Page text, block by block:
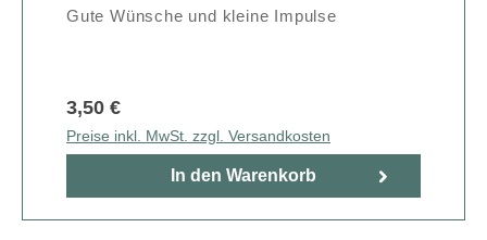
Gute Wünsche und kleine Impulse
3,50 €
Preise inkl. MwSt. zzgl. Versandkosten
In den Warenkorb